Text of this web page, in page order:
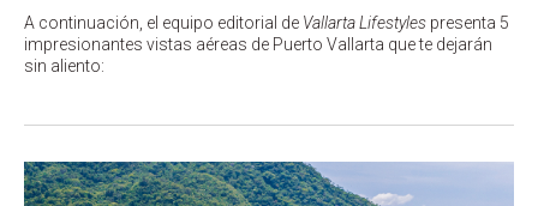
A continuación, el equipo editorial de Vallarta Lifestyles presenta 5
impresionantes vistas aéreas de Puerto Vallarta que te dejarán
sin aliento: